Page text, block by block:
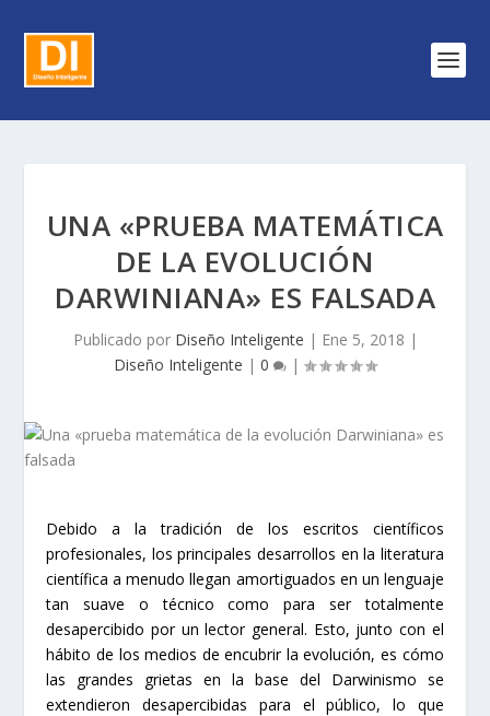
UNA «PRUEBA MATEMÁTICA
DE LA EVOLUCIÓN
DARWINIANA» ES FALSADA
Publicado por Diseño Inteligente | Ene 5, 2018 |
Diseño Inteligente | 0 |
Debido a la tradición de los escritos científicos
profesionales, los principales desarrollos en la literatura
científica a menudo llegan amortiguados en un lenguaje
tan suave o técnico como para ser totalmente
desapercibido por un lector general. Esto, junto con el
hábito de los medios de encubrir la evolución, es cómo
las grandes grietas en la base del Darwinismo se
extendieron desapercibidas para el público, lo que